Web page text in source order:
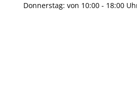
Donnerstag: von 10:00 - 18:00